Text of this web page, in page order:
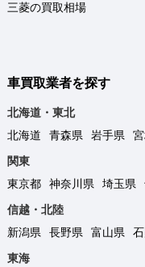
三菱の買取相場
車買取業者を探す
北海道・東北
北海道
青森県 岩手県
関東
東京都
神奈川県 埼玉県
信越・北陸
新潟県
長野県 富山県
東海